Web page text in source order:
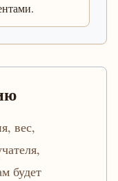
вес,
будет